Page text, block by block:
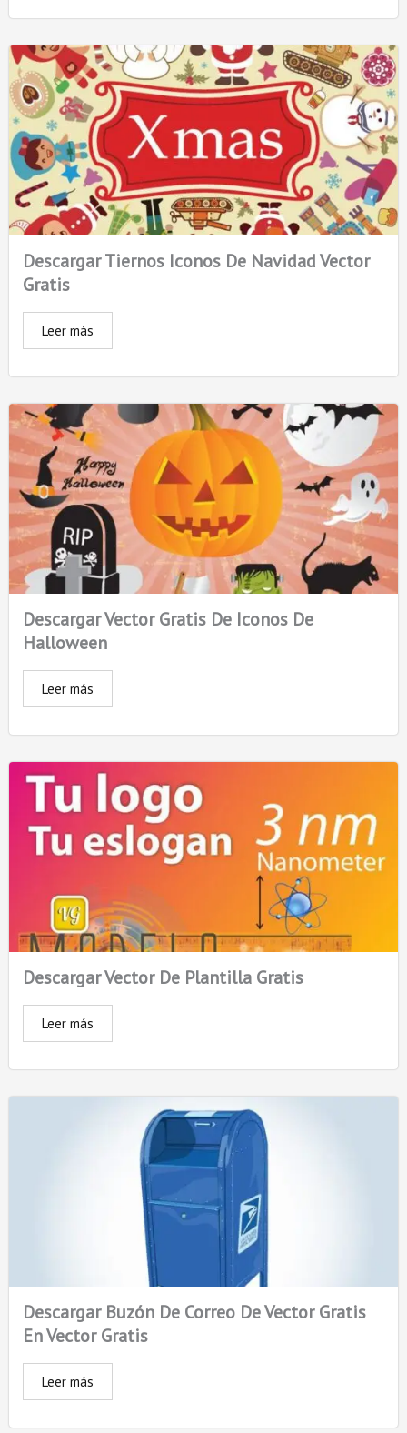
Descargar Tiernos Iconos De Navidad Vector
Gratis
Leer más
Descargar Vector Gratis De Iconos De
Halloween
Leer más
Descargar Vector De Plantilla Gratis
Leer más
Descargar Buzón De Correo De Vector Gratis
En Vector Gratis
Leer más